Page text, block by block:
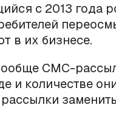
с 2013 года
в их бизнесе.
СМС-
и количестве